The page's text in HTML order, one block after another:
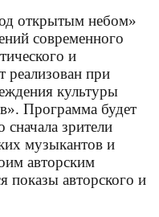
открытым небом»
современного
и
реализован при
культуры
Программа будет
сначала зрители
музыкантов и
авторским
показы авторского и